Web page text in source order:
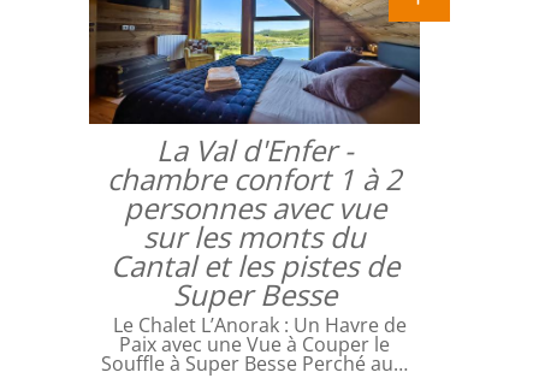
La Val d'Enfer -
chambre confort 1 à 2
personnes avec vue
sur les monts du
Cantal et les pistes de
Super Besse
Le Chalet L’Anorak : Un Havre de
Paix avec une Vue à Couper le
Souffle à Super Besse Perché au…